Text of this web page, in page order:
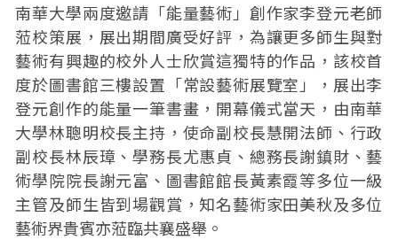
南華大學兩度邀請「能量藝術」創作家李登元老師
蒞校策展，展出期間廣受好評，為讓更多師生與對
藝術有興趣的校外人士欣賞這獨特的作品，該校首
度於圖書館三樓設置「常設藝術展覽室」，展出李
登元創作的能量一筆書畫，開幕儀式當天，由南華
大學林聰明校長主持，使命副校長慧開法師、行政
副校長林辰璋、學務長尤惠貞、總務長謝鎮財、藝
術學院院長謝元富、圖書館館長黃素霞等多位一級
主管及師生皆到場觀賞，知名藝術家田美秋及多位
藝術界貴賓亦蒞臨共襄盛舉。